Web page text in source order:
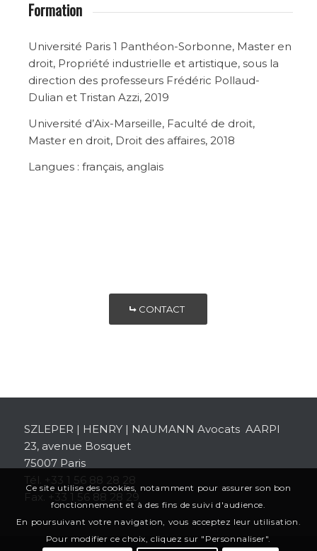
Formation
Université Paris 1 Panthéon-Sorbonne, Master en
droit, Propriété industrielle et artistique, sous la
direction des professeurs Frédéric Pollaud-
Dulian et Tristan Azzi, 2019
Université d’Aix-Marseille, Faculté de droit,
Master en droit, Droit des affaires, 2018
Langues : français, anglais
CONTACT
SZLEPER | HENRY | NAUMANN Avocats AARPI
23, avenue Bosquet
75007 Paris
Tél. +33 1 56 88 28 28
Fax. +33 1 56 88 28 29
Ce site utilise des cookies, notamment pour assurer son bon
fonctionnement et à des fins de suivi d'audience.
En poursuivant votre navigation, vous acceptez leur utilisation.
Pour modifier ce choix, cliquez sur "Personnaliser".